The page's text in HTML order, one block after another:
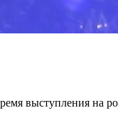
выступления на